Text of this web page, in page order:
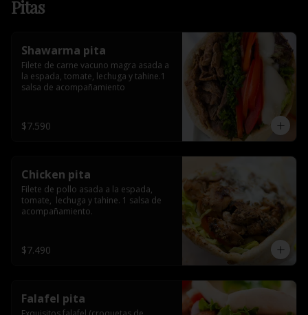
Pitas
Shawarma pita
Filete de carne vacuno magra asada a
la espada, tomate, lechuga y tahine.1
salsa de acompañamiento
$7.590
Chicken pita
Filete de pollo asada a la espada,
tomate,  lechuga y tahine. 1 salsa de
acompañamiento.
$7.490
Falafel pita